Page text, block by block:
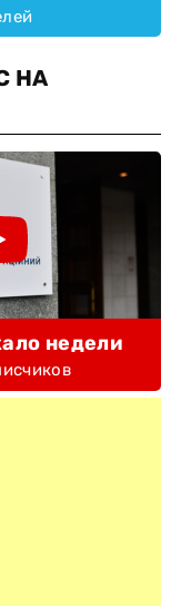
НА
недели